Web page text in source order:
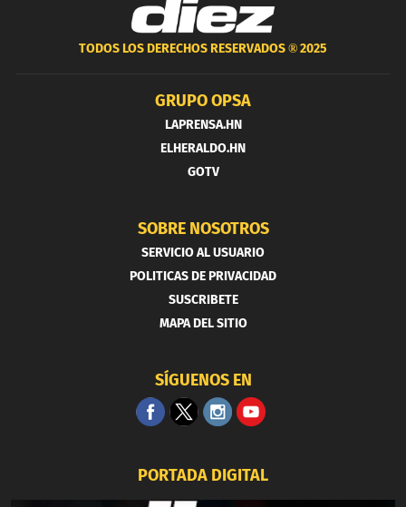
TODOS LOS DERECHOS RESERVADOS ®2025
GRUPO OPSA
LAPRENSA.HN
ELHERALDO.HN
GOTV
SOBRE NOSOTROS
SERVICIO AL USUARIO
POLITICAS DE PRIVACIDAD
SUSCRIBETE
MAPA DEL SITIO
SÍGUENOS EN
PORTADA DIGITAL